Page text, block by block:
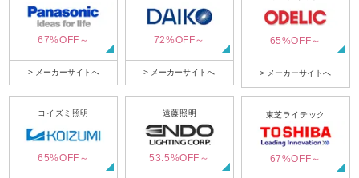
67%OFF～
> メーカーサイトへ
72%OFF～
> メーカーサイトへ
65%OFF～
> メーカーサイトへ
コイズミ照明
65%OFF～
遠藤照明
53.5%OFF～
東芝ライテック
67%OFF～